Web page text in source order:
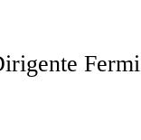
Fermi